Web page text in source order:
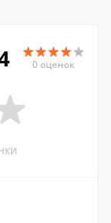
0 оценок